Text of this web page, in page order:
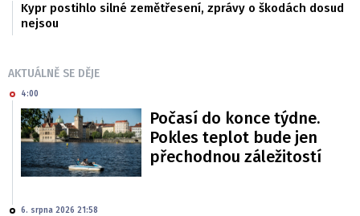
Kypr postihlo silné zemětřesení, zprávy o škodách dosud
nejsou
AKTUÁLNĚ SE DĚJE
4:00
Počasí do konce týdne.
Pokles teplot bude jen
přechodnou záležitostí
6. srpna 2026 21:58